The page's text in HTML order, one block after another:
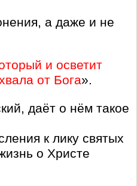
а даже и не
и осветит
от Бога».
даёт о нём такое
к лику святых
о Христе